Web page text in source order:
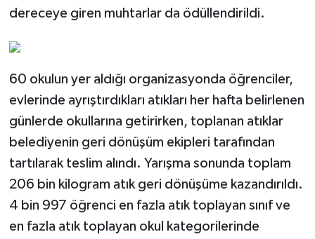
dereceye giren muhtarlar da ödüllendirildi.
60 okulun yer aldığı organizasyonda öğrenciler,
evlerinde ayrıştırdıkları atıkları her hafta belirlenen
günlerde okullarına getirirken, toplanan atıklar
belediyenin geri dönüşüm ekipleri tarafından
tartılarak teslim alındı. Yarışma sonunda toplam
206 bin kilogram atık geri dönüşüme kazandırıldı.
4 bin 997 öğrenci en fazla atık toplayan sınıf ve
en fazla atık toplayan okul kategorilerinde